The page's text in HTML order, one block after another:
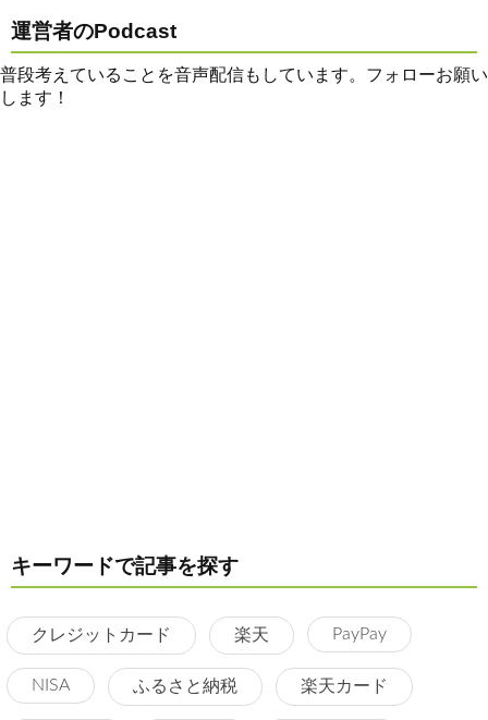
運営者のPodcast
普段考えていることを音声配信もしています。フォローお願い
します！
キーワードで記事を探す
クレジットカード 楽天 PayPay
NISA ふるさと納税 楽天カード